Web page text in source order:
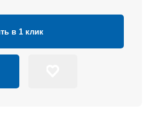
в 1 клик